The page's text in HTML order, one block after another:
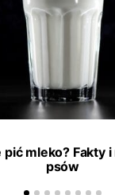
mleko? Fakty
psów